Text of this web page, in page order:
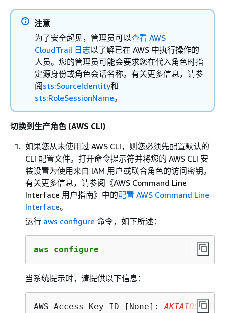
注意
为了安全起见，管理员可以查看 AWS
CloudTrail 日志以了解已在 AWS 中执行操作的
人员。您的管理员可能会要求您在代入角色时指
定源身份或角色会话名称。有关更多信息，请参
阅sts:SourceIdentity和
sts:RoleSessionName。
切换到生产角色 (AWS CLI)
如果您从未使用过 AWS CLI，则您必须先配置默认的
CLI 配置文件。打开命令提示符并将您的 AWS CLI 安
装设置为使用来自 IAM 用户或联合角色的访问密钥。
有关更多信息，请参阅《AWS Command Line
Interface 用户指南》 中的配置 AWS Command Line
Interface。
运行 aws configure 命令，如下所述：
aws configure
当系统提示时，请提供以下信息：
AWS Access Key ID [None]: